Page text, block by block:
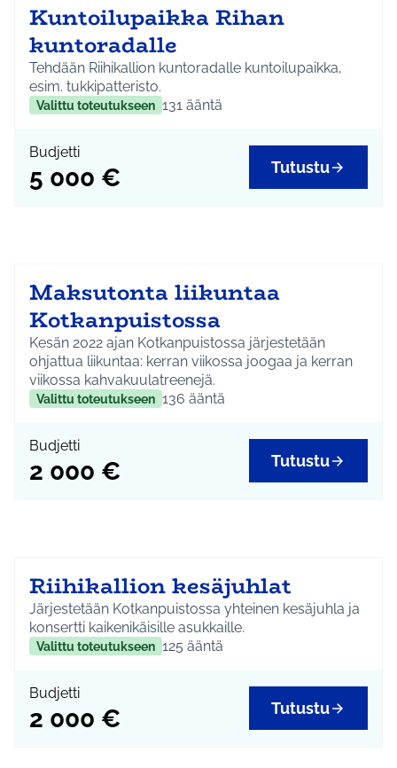
Kuntoilupaikka Rihan
kuntoradalle
Tehdään Riihikallion kuntoradalle kuntoilupaikka,
esim. tukkipatteristo.
Valittu toteutukseen 131 ääntä
Budjetti
5 000 € Tutustu
Maksutonta liikuntaa
Kotkanpuistossa
Kesän 2022 ajan Kotkanpuistossa järjestetään
ohjattua liikuntaa: kerran viikossa joogaa ja kerran
viikossa kahvakuulatreenejä.
Valittu toteutukseen 136 ääntä
Budjetti
2 000 € Tutustu
Riihikallion kesäjuhlat
Järjestetään Kotkanpuistossa yhteinen kesäjuhla ja
konsertti kaikenikäisille asukkaille.
Valittu toteutukseen 125 ääntä
Budjetti
2 000 € Tutustu